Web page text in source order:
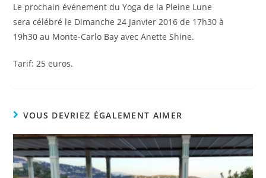
Le prochain événement du Yoga de la Pleine Lune
sera célébré le Dimanche 24 Janvier 2016 de 17h30 à
19h30 au Monte-Carlo Bay avec Anette Shine.
Tarif: 25 euros.
VOUS DEVRIEZ ÉGALEMENT AIMER